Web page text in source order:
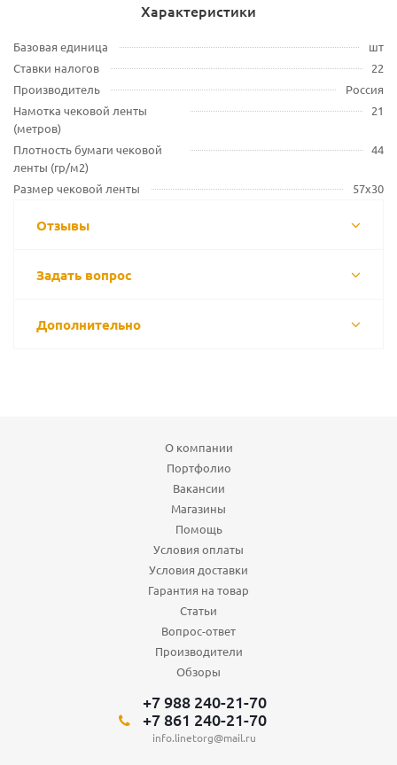
Характеристики
Базовая единица
шт
Ставки налогов
22
Производитель
Россия
Намотка чековой ленты
(метров)
21
Плотность бумаги чековой
ленты (гр/м2)
44
Размер чековой ленты 57х30
Отзывы
Задать вопрос
Дополнительно
О компании
Портфолио
Вакансии
Магазины
Помощь
Условия оплаты
Условия доставки
Гарантия на товар
Статьи
Вопрос-ответ
Производители
Обзоры
+7 988 240-21-70
+7 861 240-21-70
info.linetorg@mail.ru